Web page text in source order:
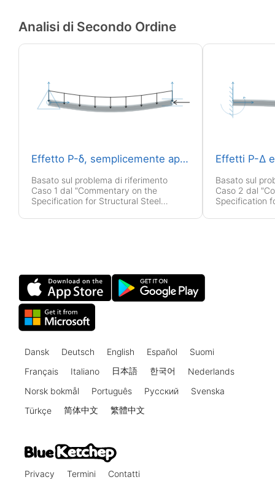
Analisi di Secondo Ordine
Effetto P-δ, semplicemente appoggiato
Basato sul problema di riferimento
Caso 1 dal "Commentary on the
Specification for Structural Steel
Progettazione per la Stabilità. Un'asta
tra i supporti.
Effetti P-Δ
Basato sul
Caso 2 dal
Specification
Progettazione
Dansk Deutsch English Español
Suomi
Français
Italiano 日本語 한국어
Nederlands
Norsk bokmål
Português Русский
Svenska
Türkçe
简体中文 繁體中文
Privacy Termini Contatti